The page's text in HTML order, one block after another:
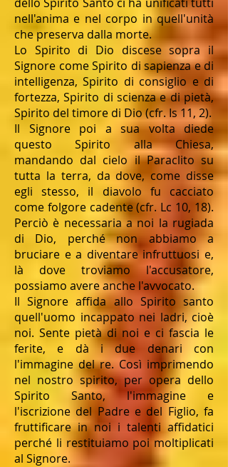
nell'anima e nel corpo in quell'unità
che preserva dalla morte.
Lo Spirito di Dio discese sopra il
Signore come Spirito di sapienza e di
intelligenza, Spirito di consiglio e di
fortezza, Spirito di scienza e di pietà,
Spirito del timore di Dio (cfr. Is 11, 2).
Il Signore poi a sua volta diede
questo Spirito alla Chiesa,
mandando dal cielo il Paraclito su
tutta la terra, da dove, come disse
egli stesso, il diavolo fu cacciato
come folgore cadente (cfr. Lc 10, 18).
Perciò è necessaria a noi la rugiada
di Dio, perché non abbiamo a
bruciare e a diventare infruttuosi e,
là dove troviamo l'accusatore,
possiamo avere anche l'avvocato.
Il Signore affida allo Spirito santo
quell'uomo incappato nei ladri, cioè
noi. Sente pietà di noi e ci fascia le
ferite, e dà i due denari con
l'immagine del re. Così imprimendo
nel nostro spirito, per opera dello
Spirito Santo, l'immagine e
l'iscrizione del Padre e del Figlio, fa
fruttificare in noi i talenti affidatici
perché li restituiamo poi moltiplicati
al Signore.